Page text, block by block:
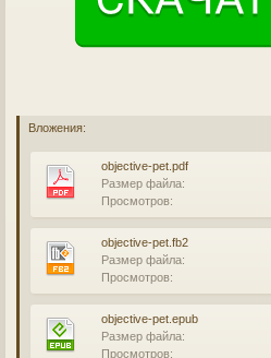
Вложения:
objective-pet.pdf
Размер файла:
Просмотров:
objective-pet.fb2
Размер файла:
Просмотров:
objective-pet.epub
Размер файла:
Просмотров: